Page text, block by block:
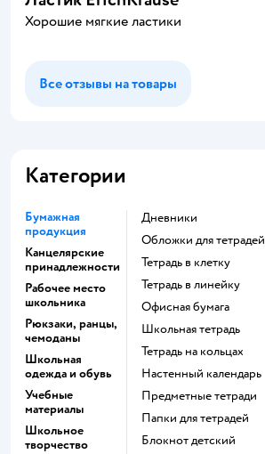
Хорошие мягкие ластики
Все отзывы на товары
Категории
Бумажная
продукция
Канцелярские
принадлежности
Рабочее место
школьника
Рюкзаки, ранцы,
чемоданы
Школьная
одежда и обувь
Учебные
материалы
Школьное
творчество
Дневники
Обложки для тетрадей
Тетрадь в клетку
Тетрадь в линейку
Офисная бумага
Школьная тетрадь
Тетрадь на кольцах
Настенный календарь
Предметные тетради
Папки для тетрадей
Блокнот детский